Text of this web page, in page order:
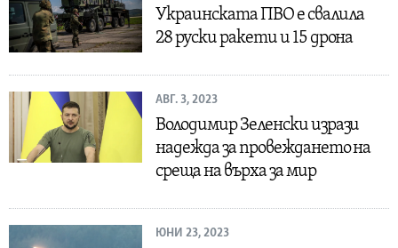
Украинската ПВО е свалила
28 руски ракети и 15 дрона
АВГ. 3, 2023
Володимир Зеленски изрази
надежда за провеждането на
среща на върха за мир
ЮНИ 23, 2023